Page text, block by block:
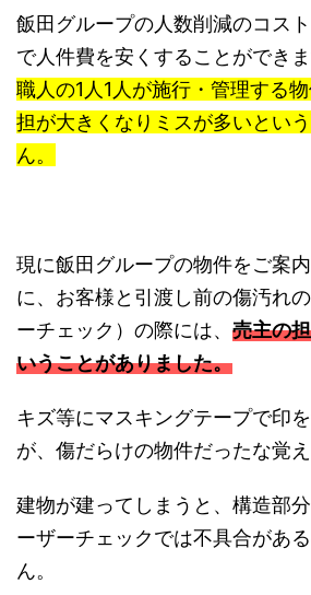
飯田グループの人数削減のコス
で人件費を安くすることができま
職人の1人1人が施行・管理する
担が大きくなりミスが多いとい
ん。
現に飯田グループの物件をご案
に、お客様と引渡し前の傷汚れ
ーチェック）の際には、 売主の
いうことがありました。
キズ等にマスキングテープで印
が、傷だらけの物件だったな覚え
建物が建ってしまうと、構造部
ーザーチェックでは不具合があ
ん。